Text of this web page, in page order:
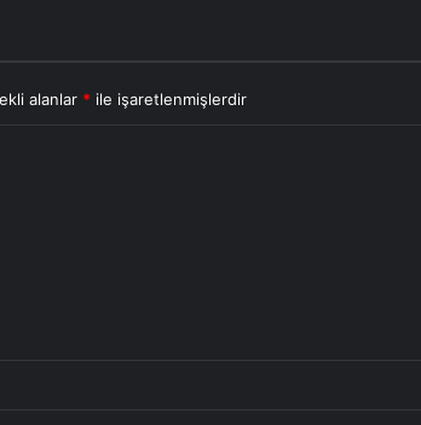
alanlar * ile işaretlenmişlerdir